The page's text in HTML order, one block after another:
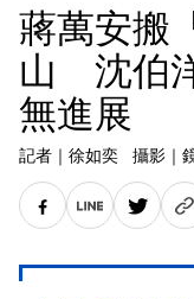
蔣萬安搬
山 沈伯
無進展
記者 ｜ 徐如奕 攝影 ｜